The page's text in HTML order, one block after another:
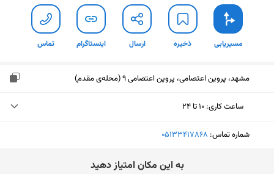
مسیریابی ذخیره ارسال اینستاگرام تماس
مشهد، پروین اعتصامی، پروین اعتصامی 9 (محله‌ی مقدم)
ساعت کاری: ۱۰ تا ۲۴
سه‌شنبه (امروز)
شماره تماس: ‎05133417868
ﺑﻪ اﯾﻦ ﻣﮑﺎن اﻣﺘﯿﺎز دﻫﯿﺪ